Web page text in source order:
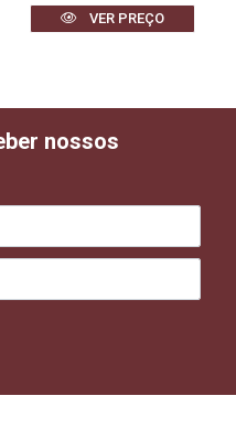
VER PREÇO
nossos